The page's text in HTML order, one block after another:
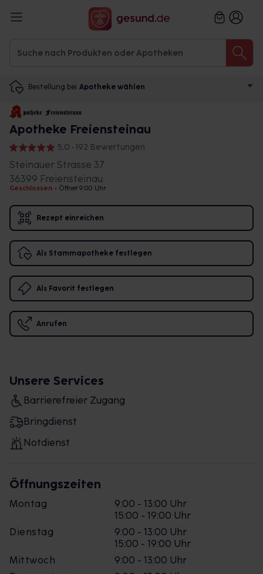
Bestellung bei Apotheke wählen
Apotheke Freiensteinau
5,0 • 192 Bewertungen
Steinauer Strasse 37
36399 Freiensteinau
Geschlossen • Öffnet 9:00 Uhr
Rezept einreichen
Als Stammapotheke festlegen
Als Favorit festlegen
Anrufen
Unsere Services
Barrierefreier Zugang
Bringdienst
Notdienst
Öffnungszeiten
Montag
9:00 - 13:00 Uhr
15:00 - 19:00 Uhr
Dienstag
9:00 - 13:00 Uhr
15:00 - 19:00 Uhr
Mittwoch
9:00 - 13:00 Uhr